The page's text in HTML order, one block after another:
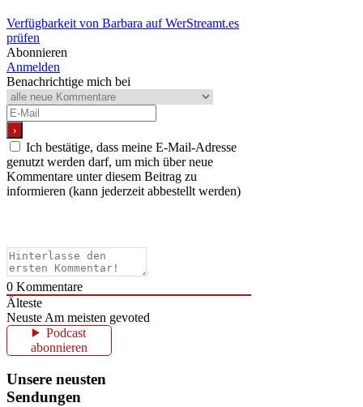
Verfügbarkeit von Barbara auf WerStreamt.es
prüfen
Abonnieren
Anmelden
Benachrichtige mich bei
Ich bestätige, dass meine E-Mail-Adresse
genutzt werden darf, um mich über neue
Kommentare unter diesem Beitrag zu
informieren (kann jederzeit abbestellt werden)
0 Kommentare
Älteste
Neuste Am meisten gevoted
Podcast
abonnieren
Unsere neusten
Sendungen